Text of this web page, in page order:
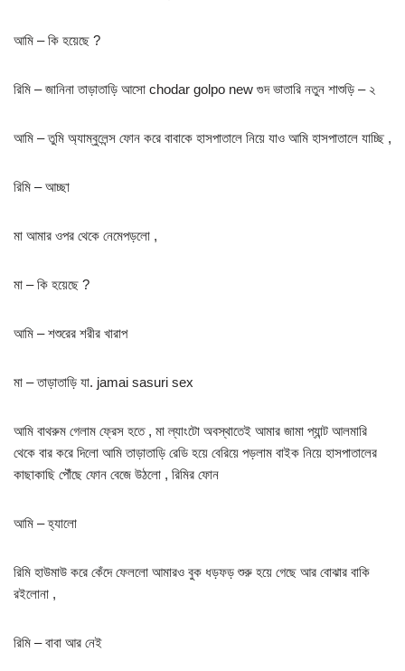
আমি – কি হয়েছে ?
রিমি – জানিনা তাড়াতাড়ি আসো chodar golpo new গুদ ভাতারি নতুন শাশুড়ি – ২
আমি – তুমি অ্যাম্বুলেন্স ফোন করে বাবাকে হাসপাতালে নিয়ে যাও আমি হাসপাতালে যাচ্ছি ,
রিমি – আচ্ছা
মা আমার ওপর থেকে নেমেপড়লো ,
মা – কি হয়েছে ?
আমি – শশুরের শরীর খারাপ
মা – তাড়াতাড়ি যা. jamai sasuri sex
আমি বাথরুম গেলাম ফ্রেস হতে , মা ল্যাংটো অবস্থাতেই আমার জামা প্যান্ট আলমারি
থেকে বার করে দিলো আমি তাড়াতাড়ি রেডি হয়ে বেরিয়ে পড়লাম বাইক নিয়ে হাসপাতালের
কাছাকাছি পৌঁছে ফোন বেজে উঠলো , রিমির ফোন
আমি – হ্যালো
রিমি হাউমাউ করে কেঁদে ফেললো আমারও বুক ধড়ফড় শুরু হয়ে গেছে আর বোঝার বাকি
রইলোনা ,
রিমি – বাবা আর নেই